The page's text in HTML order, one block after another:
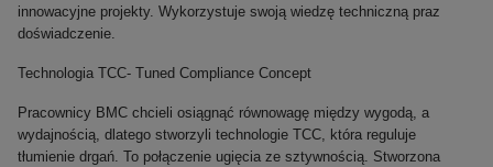
innowacyjne projekty. Wykorzystuje swoją wiedzę techniczną praz
doświadczenie.
Technologia TCC- Tuned Compliance Concept
Pracownicy BMC chcieli osiągnąć równowagę między wygodą, a
wydajnością, dlatego stworzyli technologie TCC, która reguluje
tłumienie drgań. To połączenie ugięcia ze sztywnością. Stworzona